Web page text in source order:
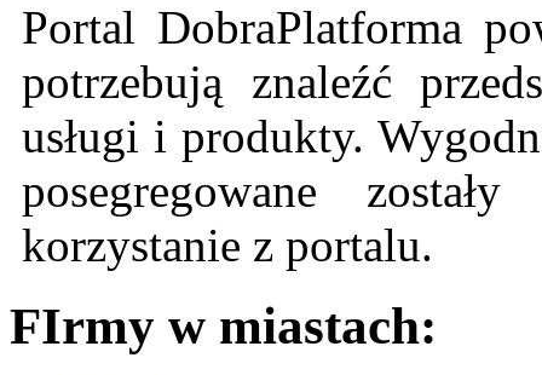
Portal DobraPlatforma
potrzebują znaleźć
usługi i produkty.
posegregowane
korzystanie z portalu.
FIrmy w miastach: